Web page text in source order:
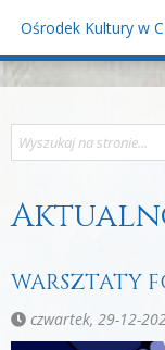
Ośrodek Kultury w
WARSZTATY
czwartek, 29-12-